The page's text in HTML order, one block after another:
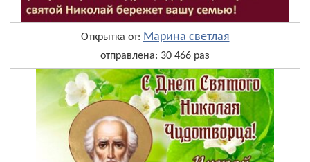
Открытка от: Марина светлая
отправлена: 30 466 раз